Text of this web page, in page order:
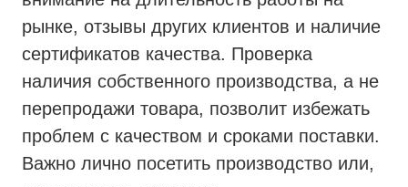
рынке, отзывы других клиентов и наличие
сертификатов качества. Проверка
наличия собственного производства, а не
перепродажи товара, позволит избежать
проблем с качеством и сроками поставки.
Важно лично посетить производство или,